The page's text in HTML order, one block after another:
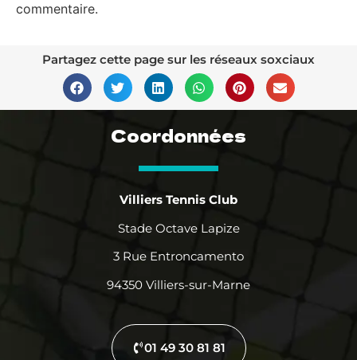
commentaire.
Partagez cette page sur les réseaux soxciaux
Coordonnées
Villiers Tennis Club
Stade Octave Lapize
3 Rue Entroncamento
94350 Villiers-sur-Marne
01 49 30 81 81